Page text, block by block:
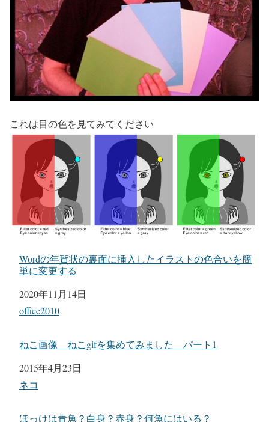
これは目の色を見てみてください
Wordの年賀状の裏面に挿入したイラストの色合いを簡
単に変更する
日付
2020年11月14日
関連理由
office2010
ねこ画像 ねこgifを集めてみました パート1
日付
2015年4月23日
関連理由
ネコ
ほっけは青魚？白身？赤身？何魚にはいる？